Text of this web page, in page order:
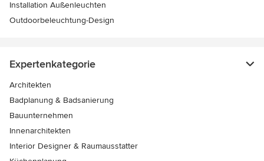
Installation Außenleuchten
Outdoorbeleuchtung-Design
Expertenkategorie
Architekten
Badplanung & Badsanierung
Bauunternehmen
Innenarchitekten
Interior Designer & Raumausstatter